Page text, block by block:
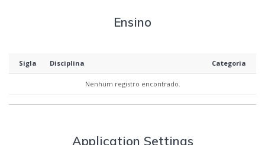
Ensino
Sigla Disciplina Categoria
Nenhum registro encontrado.
Application Settings